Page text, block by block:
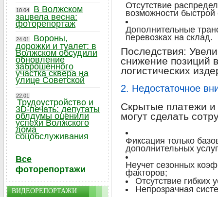
Отсутствие
возможности
Дополнительные
перевозках на склад.
Последствия:
снижение позиций
логистических
2. Недостаточное
Скрытые платежи и
могут сделать
Фиксация только
дополнительных
Неучет сезонных
факторов;
Отсутствие гибких
Непрозрачная
10.04
В Волжском
зацвела весна:
фоторепортаж
24.01
Вороны,
дорожки и туалет: в
Волжском обсудили
обновление
заброшенного
участка сквера на
улице Советской
22.01
Трудоустройство и
3D-печать: депутаты
облдумы оценили
успехи Волжского
дома
соцобслуживания
Все
фоторепортажи
ВИДЕОРЕПОРТАЖИ